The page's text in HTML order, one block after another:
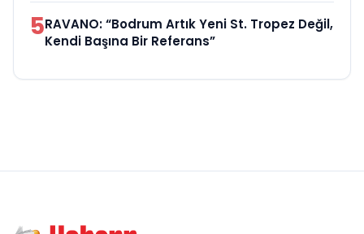
5RAVANO: “Bodrum Artık Yeni St. Tropez Değil,
Kendi Başına Bir Referans”